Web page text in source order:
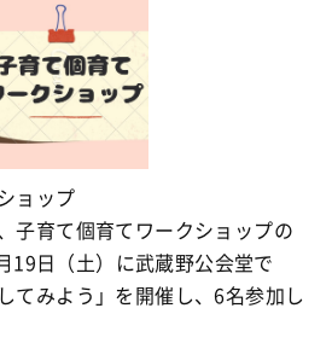
ョップ
子育て個育てワークショップの
19日（土）に武蔵野公会堂で
てみよう」を開催し、6名参加し